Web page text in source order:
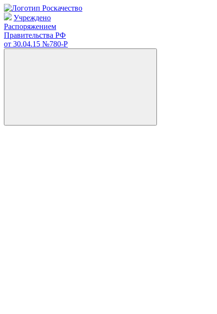
Учреждено
Распоряжением
Правительства РФ
от 30.04.15 №780-Р